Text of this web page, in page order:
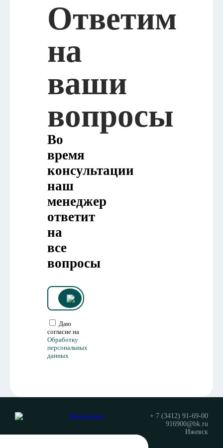
Ответим
на
ваши
вопросы
Во
время
консультации
наш
менеджер
ответит
на
все
вопросы
Даю
согласие на
Обработку
персональных
данных
Компания
+ 7 (3412) 91-69-00
916900@bk.ru
Ижевск